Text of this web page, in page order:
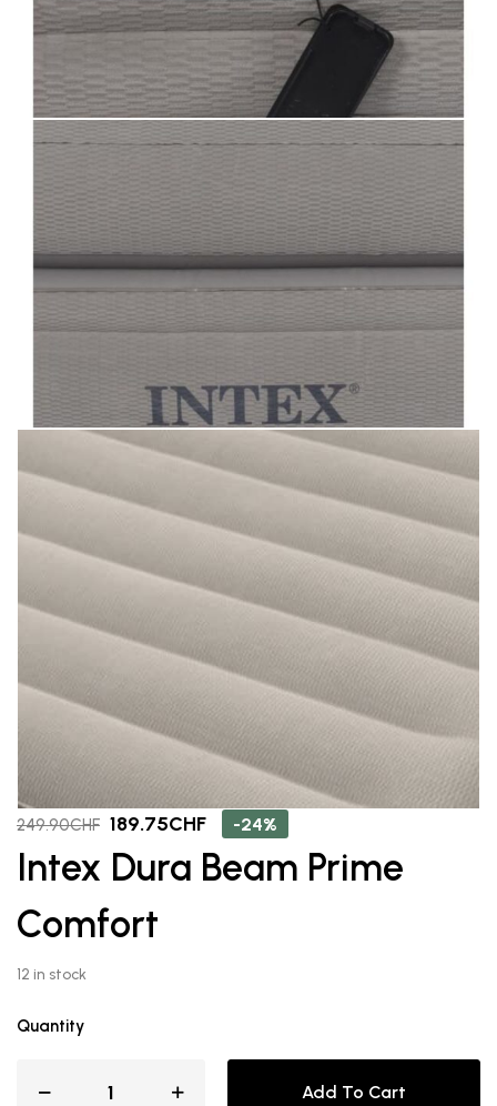
249.90CHF 189.75CHF -24%
Intex Dura Beam Prime
Comfort
12 in stock
Quantity
Add To Cart